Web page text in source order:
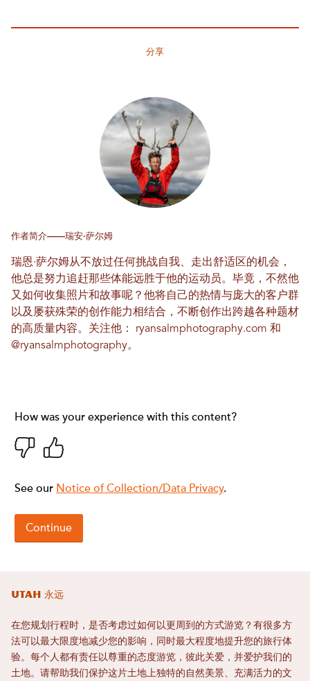
分享
作者简介——瑞安·萨尔姆
瑞恩·萨尔姆从不放过任何挑战自我、走出舒适区的机会，
他总是努力追赶那些体能远胜于他的运动员。毕竟，不然他
又如何收集照片和故事呢？他将自己的热情与庞大的客户群
以及屡获殊荣的创作能力相结合，不断创作出跨越各种题材
的高质量内容。关注他： ryansalmphotography.com 和
@ryansalmphotography。
Utah 永远
在您规划行程时，是否考虑过如何以更周到的方式游览？有很多方
法可以最大限度地减少您的影响，同时最大程度地提升您的旅行体
验。每个人都有责任以尊重的态度游览，彼此关爱，并爱护我们的
土地。请帮助我们保护这片土地上独特的自然美景、充满活力的文